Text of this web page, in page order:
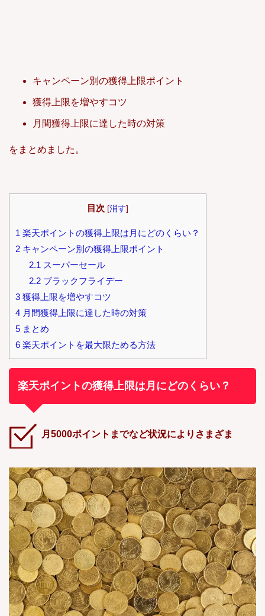
キャンペーン別の獲得上限ポイント
獲得上限を増やすコツ
月間獲得上限に達した時の対策
をまとめました。
目次 [消す]
1 楽天ポイントの獲得上限は月にどのくらい？
2 キャンペーン別の獲得上限ポイント
2.1 スーパーセール
2.2ブラックフライデー
3 獲得上限を増やすコツ
4 月間獲得上限に達した時の対策
5 まとめ
6 楽天ポイントを最大限ためる方法
楽天ポイントの獲得上限は月にどのくらい？
月5000ポイントまでなど状況によりさまざま